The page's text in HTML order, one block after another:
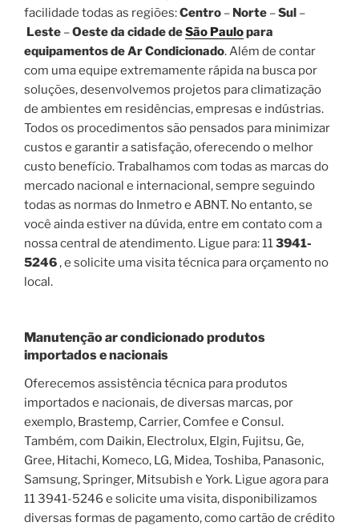
facilidade todas as regiões:Centro – Norte –Sul –
Leste –Oeste da cidade deSão Paulopara
equipamentos de Ar Condicionado. Além de contar
com uma equipe extremamente rápida na busca por
soluções, desenvolvemos projetos para climatização
de ambientes em residências, empresas e indústrias.
Todos os procedimentos são pensados para minimizar
custos e garantir a satisfação, oferecendo o melhor
custo benefício. Trabalhamos com todas as marcas do
mercado nacional e internacional, sempre seguindo
todas as normas do Inmetro e ABNT. No entanto, se
você ainda estiver na dúvida, entre em contato com a
nossa central de atendimento. Ligue para: 113941-
5246, e solicite uma visita técnica para orçamento no
local.
Manutenção ar condicionado produtos
importados e nacionais
Oferecemos assistência técnica para produtos
importados e nacionais, de diversas marcas, por
exemplo, Brastemp, Carrier, Comfee e Consul.
Também, com Daikin, Electrolux, Elgin, Fujitsu, Ge,
Gree, Hitachi, Komeco, LG, Midea, Toshiba, Panasonic,
Samsung, Springer, Mitsubish e York. Ligue agora para
11 3941-5246 e solicite uma visita, disponibilizamos
diversas formas de pagamento, como cartão de crédito